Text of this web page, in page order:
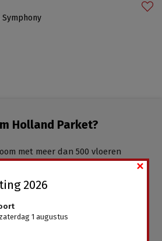
Holland Parket?
met meer dan 500 vloeren
in dienst, inclusief leggen mogelijk
leverbaar, geen wachttijden
2026
1 augustus
×